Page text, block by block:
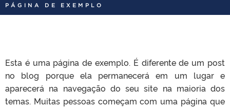
INTERNACIONAL
TELEFONES
PÁGINA DE EXEMPLO
Esta é uma página de exemplo. É diferente de um post
no blog porque ela permanecerá em um lugar e
aparecerá na navegação do seu site na maioria dos
temas. Muitas pessoas começam com uma página que